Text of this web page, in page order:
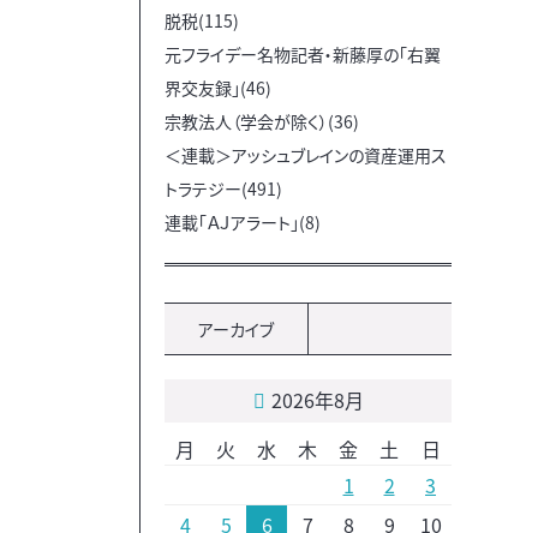
脱税(115)
元フライデー名物記者・新藤厚の「右翼
界交友録」(46)
宗教法人（学会が除く）(36)
＜連載＞アッシュブレインの資産運用ス
トラテジー(491)
連載「ＡＪアラート」(8)
アーカイブ
2026年8月
月
火 水 木 金 土
日
1
2
3
4
5 6 7 8 9 10